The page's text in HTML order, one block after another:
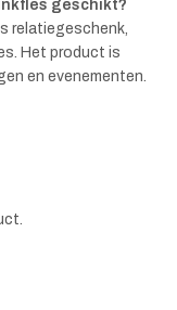
geschikt?
relatiegeschenk,
Het product is
en evenementen.